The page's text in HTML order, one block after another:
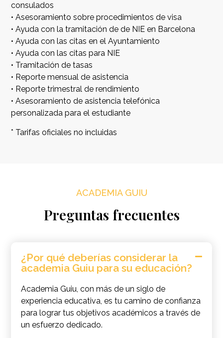
consulados
• Asesoramiento sobre procedimientos de visa
• Ayuda con la tramitación de de NIE en Barcelona
• Ayuda con las citas en el Ayuntamiento
• Ayuda con las citas para NIE
• Tramitación de tasas
• Reporte mensual de asistencia
• Reporte trimestral de rendimiento
• Asesoramiento de asistencia telefónica
personalizada para el estudiante
* Tarifas oficiales no incluidas
ACADEMIA GUIU
Preguntas frecuentes
¿Por qué deberías considerar la
academia Guiu para su educación?
Academia Guiu, con más de un siglo de
experiencia educativa, es tu camino de confianza
para lograr tus objetivos académicos a través de
un esfuerzo dedicado.